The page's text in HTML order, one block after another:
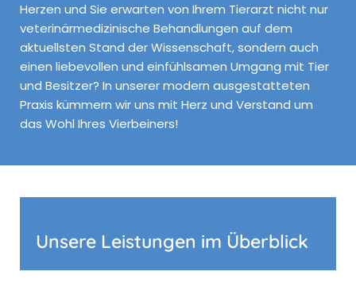
Herzen und Sie erwarten von Ihrem Tierarzt nicht nur
veterinärmedizinische Behandlungen auf dem
aktuellsten Stand der Wissenschaft, sondern auch
einen liebevollen und einfühlsamen Umgang mit Tier
und Besitzer? In unserer modern ausgestatteten
Praxis kümmern wir uns mit Herz und Verstand um
das Wohl Ihres Vierbeiners!
Unsere Leistungen im Überblick